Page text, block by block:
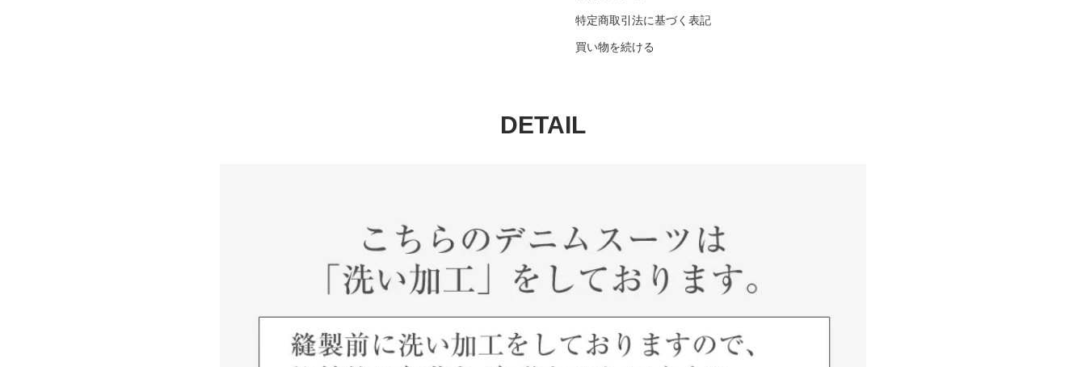
特定商取引法に基づく表記
買い物を続ける
DETAIL